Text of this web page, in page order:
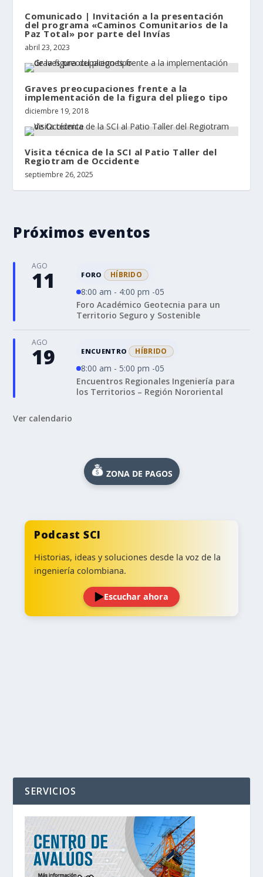
Comunicado | Invitación a la presentación
del programa «Caminos Comunitarios de la
Paz Total» por parte del Invías
abril 23, 2023
Graves preocupaciones frente a la
implementación de la figura del pliego tipo
diciembre 19, 2018
Visita técnica de la SCI al Patio Taller del
Regiotram de Occidente
septiembre 26, 2025
Próximos eventos
AGO
11 FORO HÍBRIDO
8:00 am - 4:00 pm -05
Foro Académico Geotecnia para un
Territorio Seguro y Sostenible
AGO
19 ENCUENTRO HÍBRIDO
8:00 am - 5:00 pm -05
Encuentros Regionales Ingeniería para
los Territorios – Región Nororiental
Ver calendario
ZONA DE PAGOS
Podcast SCI
Historias, ideas y soluciones desde la voz de la
ingeniería colombiana.
Escuchar ahora
SERVICIOS